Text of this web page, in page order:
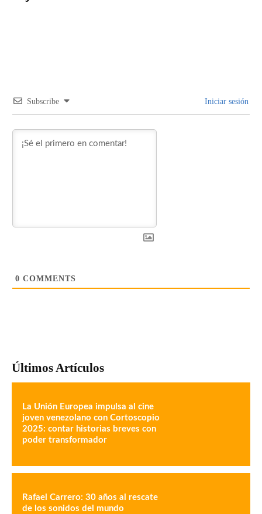
Subscribe Iniciar sesión
0 COMMENTS
Últimos Artículos
La Unión Europea impulsa al cine
joven venezolano con Cortoscopio
2025: contar historias breves con
poder transformador
Rafael Carrero: 30 años al rescate
de los sonidos del mundo